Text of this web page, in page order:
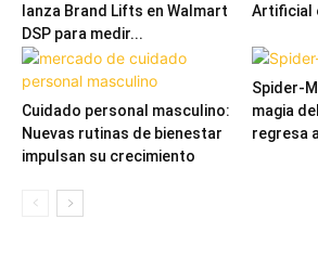
lanza Brand Lifts en Walmart
DSP para medir...
Artificial
Cuidado personal masculino:
Nuevas rutinas de bienestar
impulsan su crecimiento
Spider-
magia
regresa